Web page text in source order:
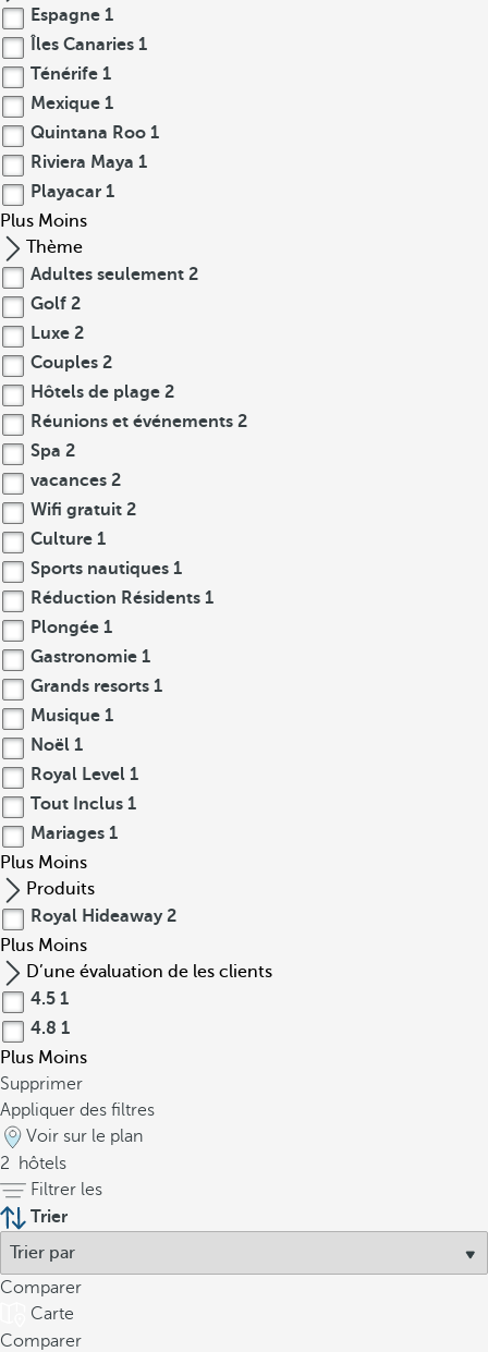
Espagne 1
Îles Canaries 1
Ténérife 1
Mexique 1
Quintana Roo 1
Riviera Maya 1
Playacar 1
Plus Moins
Thème
Adultes seulement 2
Golf 2
Luxe 2
Couples 2
Hôtels de plage 2
Réunions et événements 2
Spa 2
vacances 2
Wifi gratuit 2
Culture 1
Sports nautiques 1
Réduction Résidents 1
Plongée 1
Gastronomie 1
Grands resorts 1
Musique 1
Noël 1
Royal Level 1
Tout Inclus 1
Mariages 1
Plus Moins
Produits
Royal Hideaway 2
Plus Moins
D’une évaluation de les clients
4.5 1
4.8 1
Plus Moins
Supprimer
Appliquer des filtres
Voir sur le plan
2
hôtels
Filtrer les
Trier
Comparer
Carte
Comparer